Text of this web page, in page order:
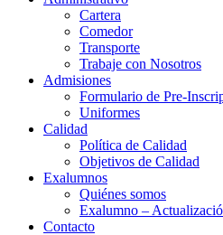
Cartera
Comedor
Transporte
Trabaje con Nosotros
Admisiones
Formulario de Pre-
Uniformes
Calidad
Política de Calidad
Objetivos de Calidad
Exalumnos
Quiénes somos
Exalumno –
Contacto